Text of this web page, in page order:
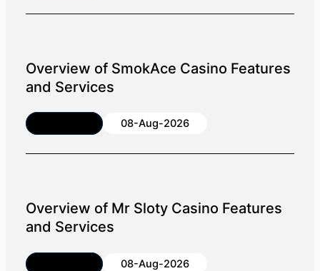
Overview of SmokAce Casino Features
and Services
08-Aug-2026
Overview of Mr Sloty Casino Features
and Services
08-Aug-2026